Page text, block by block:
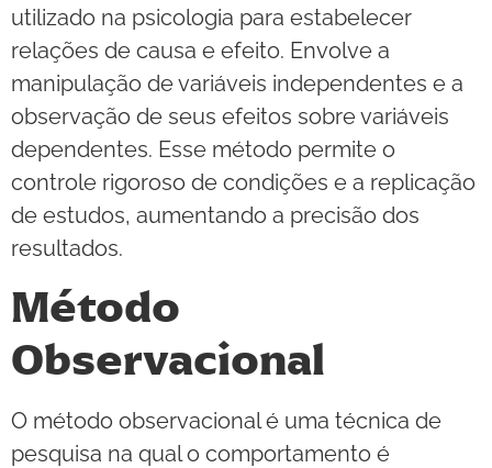
utilizado na psicologia para estabelecer
relações de causa e efeito. Envolve a
manipulação de variáveis independentes e a
observação de seus efeitos sobre variáveis
dependentes. Esse método permite o
controle rigoroso de condições e a replicação
de estudos, aumentando a precisão dos
resultados.
Método
Observacional
O método observacional é uma técnica de
pesquisa na qual o comportamento é